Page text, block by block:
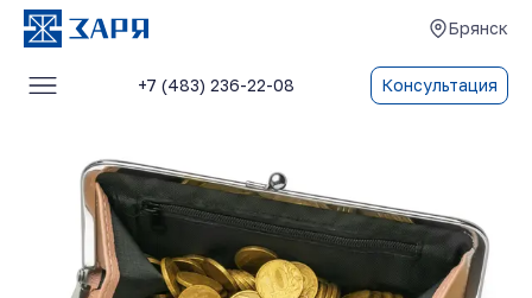
Брянск
+7 (483) 236-22-08 Консультация
О компании
Отзывы